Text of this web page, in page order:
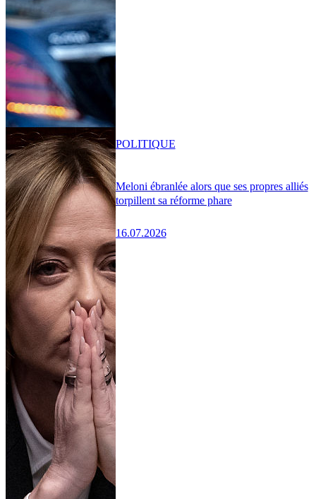
Meloni ébranlée alors que ses propres alliés
torpillent sa réforme phare
16.07.2026
POLITIQUE